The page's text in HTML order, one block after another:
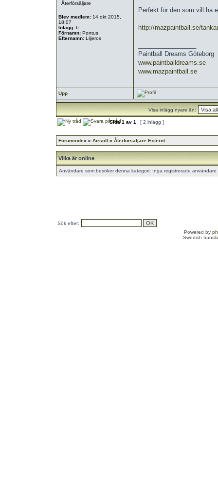
Återförsäljare
Blev medlem: 14 okt 2015,
18:07
Inlägg: 6
Förnamn: Pontus
Efternamn: Liljeros
Perfekt för den som vill ha
http://mazpaintball.se/
Paintball Dreams Göteborg
www.paintballdreams.se
www.mazpaintball.se
Upp
Visa inlägg nyare än:
Sida1 av 1 [ 2 inlägg ]
Forumindex » Airsoft» Återförsäljare Externt
Vilka är online
Användare som besöker denna kategori: Inga registrerade användare
Sök efter:
Powered by
Swedish